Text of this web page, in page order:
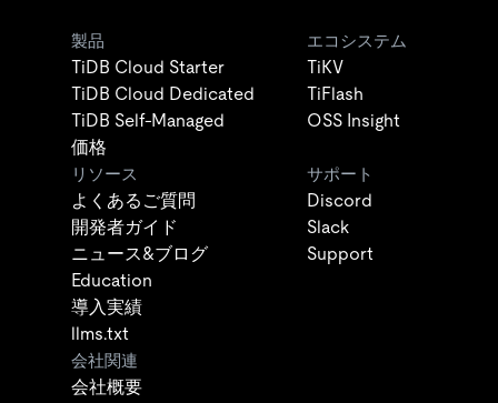
製品
TiDB Cloud Starter
TiDB Cloud Dedicated
TiDB Self-Managed
価格
エコシステム
TiKV
TiFlash
OSS Insight
リソース
よくあるご質問
開発者ガイド
ニュース&ブログ
Education
導入実績
llms.txt
サポート
Discord
Slack
Support
会社関連
会社概要